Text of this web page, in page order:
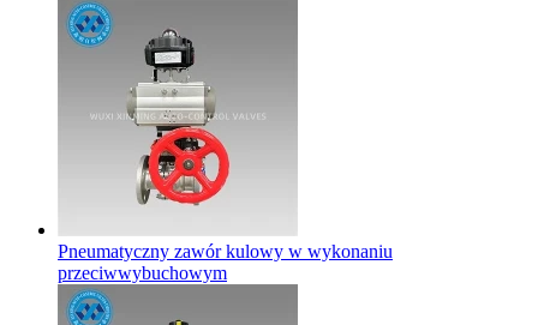
Pneumatyczny zawór kulowy w wykonaniu
przeciwwybuchowym